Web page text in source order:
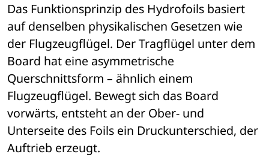
Das Funktionsprinzip des Hydrofoils basiert
auf denselben physikalischen Gesetzen wie
der Flugzeugflügel. Der Tragflügel unter dem
Board hat eine asymmetrische
Querschnittsform – ähnlich einem
Flugzeugflügel. Bewegt sich das Board
vorwärts, entsteht an der Ober- und
Unterseite des Foils ein Druckunterschied, der
Auftrieb erzeugt.